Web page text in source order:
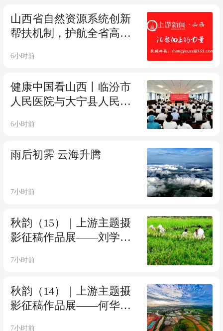
山西省自然资源系统创新
帮扶机制，护航全省高质
6小时前
健康中国看山西丨临汾市
人民医院与大宁县人民政
管协议
6小时前
雨后初霁 云海升腾
7小时前
秋韵（15）｜上游主题摄
影征稿作品展——刘学芬
7小时前
秋韵（14）｜上游主题摄
影征稿作品展——何华文
7小时前